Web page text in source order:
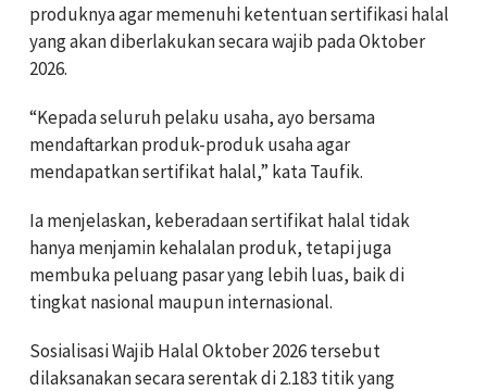
produknya agar memenuhi ketentuan sertifikasi halal
yang akan diberlakukan secara wajib pada Oktober
2026.
“Kepada seluruh pelaku usaha, ayo bersama
mendaftarkan produk-produk usaha agar
mendapatkan sertifikat halal,” kata Taufik.
Ia menjelaskan, keberadaan sertifikat halal tidak
hanya menjamin kehalalan produk, tetapi juga
membuka peluang pasar yang lebih luas, baik di
tingkat nasional maupun internasional.
Sosialisasi Wajib Halal Oktober 2026 tersebut
dilaksanakan secara serentak di 2.183 titik yang